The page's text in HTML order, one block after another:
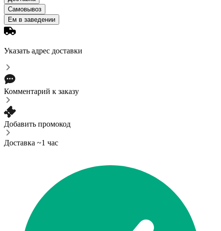
Самовывоз
Ем в заведении
Указать адрес доставки
Комментарий к заказу
Добавить промокод
Доставка ~1 час